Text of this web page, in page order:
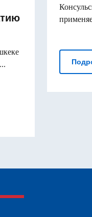
отмечает